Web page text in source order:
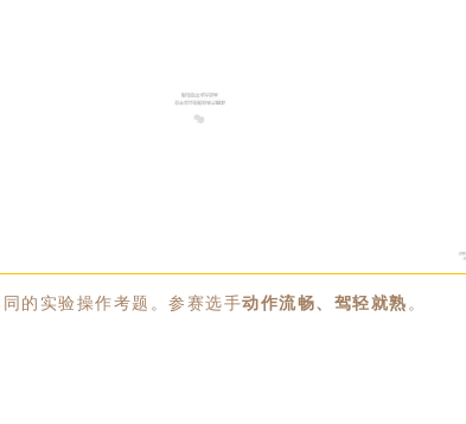
的实验操作考题。参赛选手动作流畅、驾轻就熟 。